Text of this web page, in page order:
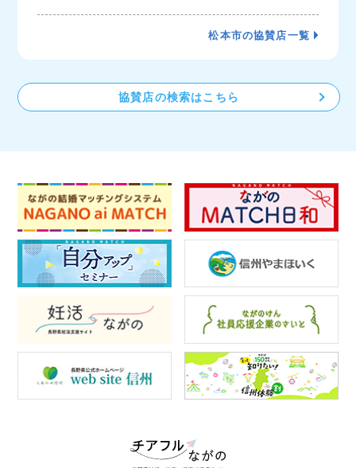
松本市の協賛店一覧
協賛店の検索はこちら